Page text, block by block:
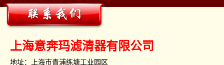
上海意奔玛滤清器有限公司
地址：上海市青浦练塘工业园区